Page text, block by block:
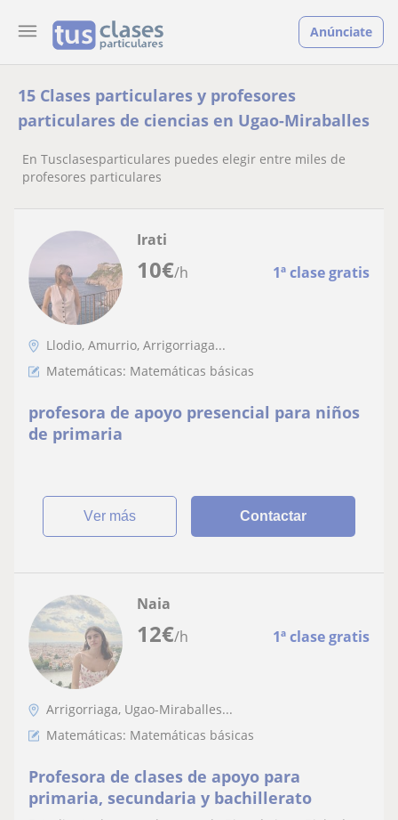
Anúnciate
15 Clases particulares y profesores
particulares de ciencias en Ugao-Miraballes
En Tusclasesparticulares puedes elegir entre miles de
profesores particulares
10€/h 1ª clase gratis
Irati
Llodio, Amurrio, Arrigorriaga...
Matemáticas: Matemáticas básicas
profesora de apoyo presencial para niños
de primaria
ver más Contactar
12€/h 1ª clase gratis
Naia
Arrigorriaga, Ugao-Miraballes...
Matemáticas: Matemáticas básicas
Profesora de clases de apoyo para
primaria, secundaria y bachillerato